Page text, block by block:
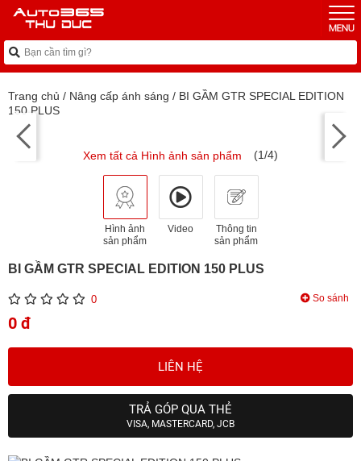
Trang chủ / Nâng cấp ánh sáng / BI GẦM GTR SPECIAL EDITION
150 PLUS
Xem tất cả Hình ảnh sản phẩm (1/4)
Hình ảnh
sản phẩm
Video
Thông tin
sản phẩm
BI GẦM GTR SPECIAL EDITION 150 PLUS
0 So sánh
0 đ
LIÊN HỆ
TRẢ GÓP QUA THẺ
VISA, MASTERCARD, JCB